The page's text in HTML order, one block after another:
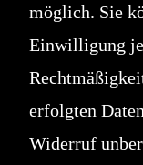
möglich. Sie
Einwilligung
erfolgten
Widerruf